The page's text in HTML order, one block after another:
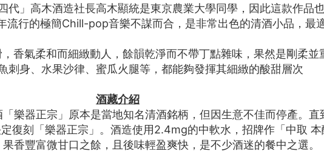
」高木酒造社長高木顯統是東京農業大學同學，因此這款作品
行的極簡Chill-pop音樂不謀而合，是非常出色的清酒小品，最
香氣柔和而細緻動人，餘韻乾淨而不帶丁點雜味，果然是剛柔
刺身、水果沙律、蜜瓜火腿等，都能夠發揮其細緻的酸甜層次
酒藏介紹
樂器正宗」原本是當地知名清酒銘柄，但因生意不佳而停產。
復刻「樂器正宗」。酒造使用2.4mg的中軟水，招牌作「中取 本
香豐富微甘口之餘，且後味輕盈爽快，是不少酒迷的餐中之選。